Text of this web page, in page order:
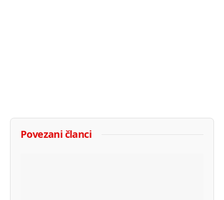
Povezani članci